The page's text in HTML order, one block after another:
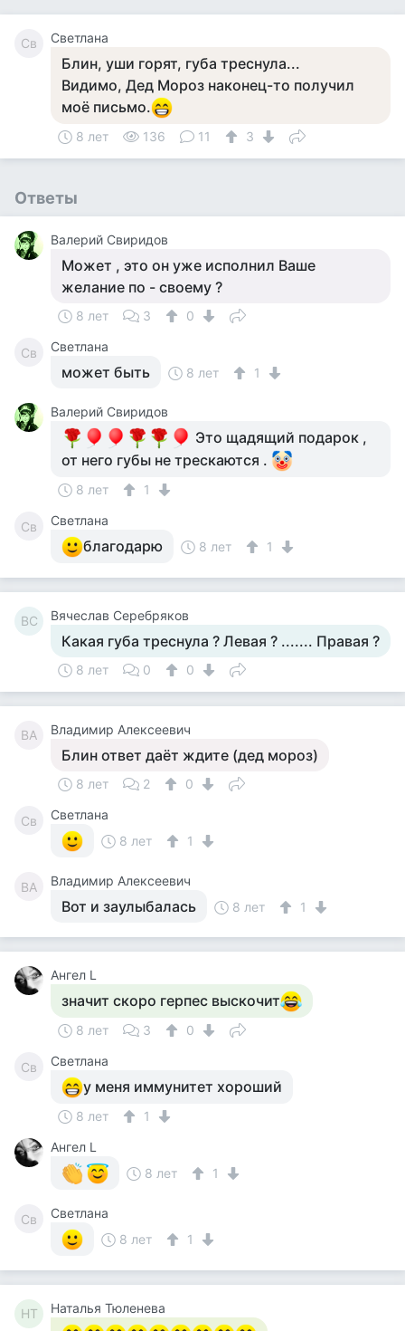
Св Светлана
Блин, уши горят, губа треснула...
Видимо, Дед Мороз наконец-то получил
моё письмо.
8 лет 136 11 3
Ответы
Валерий Свиридов
Может , это он уже исполнил Ваше
желание по - своему ?
8 лет 3 0
Св Светлана
может быть 8 лет 1
Валерий Свиридов
Это щадящий подарок ,
от него губы не трескаются .
8 лет 1
Св Светлана
благодарю 8 лет 1
ВС Вячеслав Серебряков
Какая губа треснула ? Левая ? ....... Правая ?
8 лет 0 0
ВА Владимир Алексеевич
Блин ответ даёт ждите (дед мороз)
8 лет 2 0
Св
Светлана
8 лет
1
ВА Владимир Алексеевич
Вот и заулыбалась 8 лет 1
Ангел L
значит скоро герпес выскочит
8 лет 3 0
Св Светлана
у меня иммунитет хороший
8 лет
1
Ангел L
8 лет
1
Св
Светлана
8 лет
1
НТ Наталья Тюленева